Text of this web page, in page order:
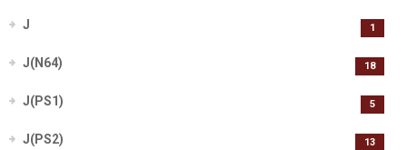
J 1
J(N64) 18
J(PS1) 5
J(PS2) 13